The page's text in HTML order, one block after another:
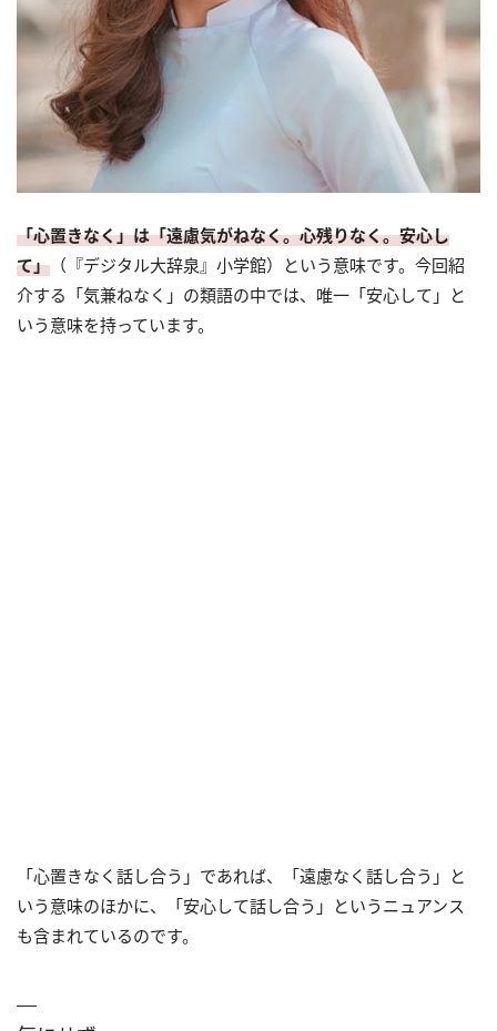
「心置きなく」は「遠慮気がねなく。心残りなく。安心し
て」 （『デジタル大辞泉』小学館）という意味です。今回紹
介する「気兼ねなく」の類語の中では、唯一「安心して」と
いう意味を持っています。
「心置きなく話し合う」であれば、「遠慮なく話し合う」と
いう意味のほかに、「安心して話し合う」というニュアンス
も含まれているのです。